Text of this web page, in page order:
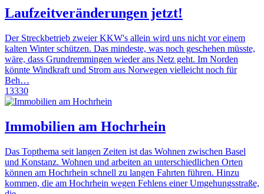
Laufzeitveränderungen jetzt!
Der Streckbetrieb zweier KKW's allein wird uns nicht vor einem
kalten Winter schützen. Das mindeste, was noch geschehen müsste,
wäre, dass Grundremmingen wieder ans Netz geht. Im Norden
könnte Windkraft und Strom aus Norwegen vielleicht noch für
Beh…
13330
Immobilien am Hochrhein
Das Topthema seit langen Zeiten ist das Wohnen zwischen Basel
und Konstanz. Wohnen und arbeiten an unterschiedlichen Orten
können am Hochrhein schnell zu langen Fahrten führen. Hinzu
kommen, die am Hochrhein wegen Fehlens einer Umgehungsstraße,